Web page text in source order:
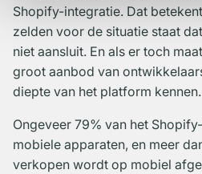
Shopify-integratie. Dat
zelden voor de situatie staat
niet aansluit. En als er toch
groot aanbod van
diepte van het platform kennen.
Ongeveer 79% van het
mobiele apparaten, en meer
verkopen wordt op mobiel